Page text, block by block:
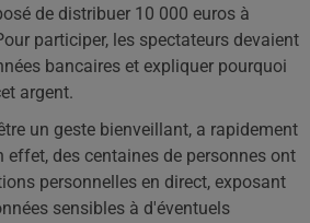
de distribuer 10 000 euros à
participer, les spectateurs devaient
bancaires et expliquer pourquoi
argent.
un geste bienveillant, a rapidement
effet, des centaines de personnes ont
personnelles en direct, exposant
sensibles à d'éventuels